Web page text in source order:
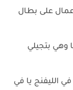
عمال على بطال
وهي بتجيلي
الليفنج يا في